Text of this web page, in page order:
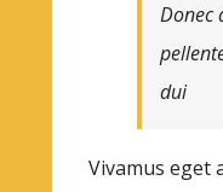
Donec
dui
Vivamus eget